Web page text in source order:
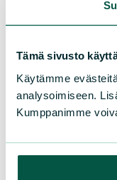
Tämä sivusto
Käytämme
analysoimiseen.
Kumppanimme